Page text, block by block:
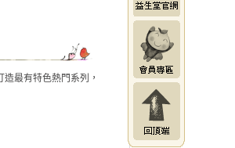
最有特色熱門系列，